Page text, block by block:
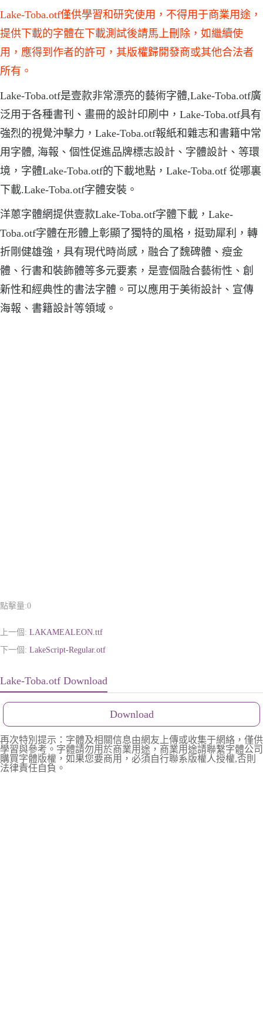
Lake-Toba.otf僅供學習和研究使用，不得用于商業用途，
提供下載的字體在下載測試後請馬上刪除，如繼續使
用，應得到作者的許可，其版權歸開發商或其他合法者
所有。
Lake-Toba.otf是壹款非常漂亮的藝術字體,Lake-Toba.otf廣
泛用于各種書刊、畫冊的設計印刷中，Lake-Toba.otf具有
強烈的視覺沖擊力，Lake-Toba.otf報紙和雜志和書籍中常
用字體, 海報、個性促進品牌標志設計、字體設計、等環
境，字體Lake-Toba.otf的下載地點，Lake-Toba.otf 從哪裏
下載.Lake-Toba.otf字體安裝。
洋蔥字體網提供壹款Lake-Toba.otf字體下載，Lake-
Toba.otf字體在形體上彰顯了獨特的風格，挺勁犀利，轉
折剛健雄強，具有現代時尚感，融合了魏碑體、瘦金
體、行書和裝飾體等多元要素，是壹個融合藝術性、創
新性和經典性的書法字體。可以應用于美術設計、宣傳
海報、書籍設計等領域。
點擊量:0
上一個: LAKAMEALEON.ttf
下一個: LakeScript-Regular.otf
Lake-Toba.otf Download
Download
再次特別提示：字體及相關信息由網友上傳或收集于網絡，僅供
學習與參考。字體請勿用於商業用途，商業用途請聯繫字體公司
購買字體版權，如果您要商用，必須自行聯系版權人授權,否則
法律責任自負。